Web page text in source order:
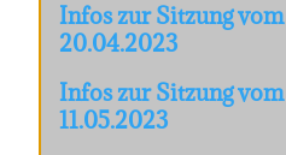
Infos zur Sitzung vom
20.04.2023
Infos zur Sitzung vom
11.05.2023